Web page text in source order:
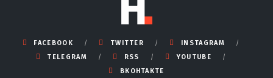
FACEBOOK TWITTER
INSTAGRAM
TELEGRAM
RSS
YOUTUBE
ВКОНТАКТЕ